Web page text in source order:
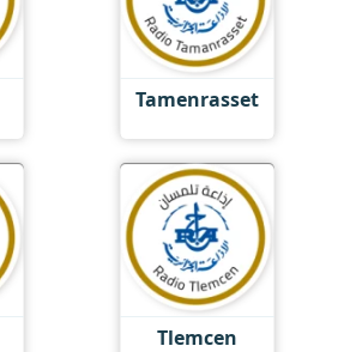
Tamenrasset
Tlemcen